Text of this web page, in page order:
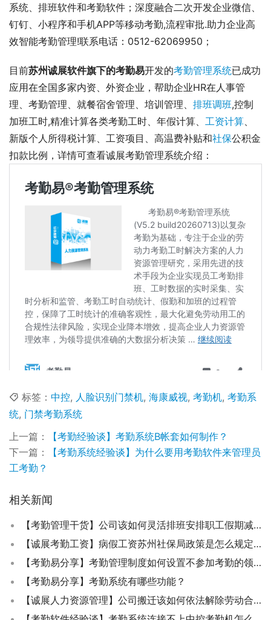
系统、排班软件和考勤软件；深度融合二次开发企业微信、
钉钉、小程序和手机APP等移动考勤,流程审批.助力企业高
效智能考勤管理!联系电话：0512-62069950；
目前苏州诚展软件旗下的考勤易开发的考勤管理系统已成功
应用在全国多家内资、外资企业，帮助企业HR在人事管
理、考勤管理、就餐宿舍管理、培训管理、 排班调班,控制
加班工时,精准计算各类考勤工时、年假计算、 工资计算
新版个人所得税计算、工资项目、高温费补贴和社保公积金
扣款比例，详情可查看诚展考勤管理系统介绍：
标签： 中控, 人脸识别门禁机, 海康威视, 考勤机, 考勤系
统, 门禁考勤系统
上一篇：
【考勤经验谈】考勤系统B帐套如何制作？
下一篇：
【考勤系统经验谈】为什么要用考勤软件来管理员
工考勤？
相关新闻
【考勤管理干货】公司该如何灵活排班安排职工假期减少加班费支出？
【诚展考勤工资】病假工资苏州社保局政策是怎么规定的？
【考勤易分享】考勤管理制度如何设置不参加考勤的领导？
【考勤易分享】考勤系统有哪些功能？
【诚展人力资源管理】公司搬迁该如何依法解除劳动合同？